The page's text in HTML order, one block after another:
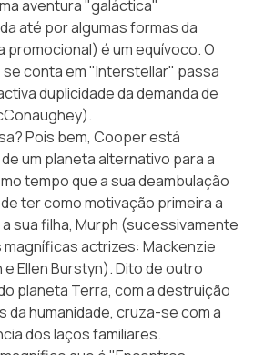
aventura "galáctica"
até por algumas formas da
é um equívoco. O
conta em "Interstellar" passa
duplicidade da demanda de
Pois bem, Cooper está
um planeta alternativo para a
tempo que a sua deambulação
ter como motivação primeira a
sua filha, Murph (sucessivamente
actrizes: Mackenzie
e Ellen Burstyn). Dito de outro
planeta Terra, com a destruição
da humanidade, cruza-se com a
dos laços familiares.